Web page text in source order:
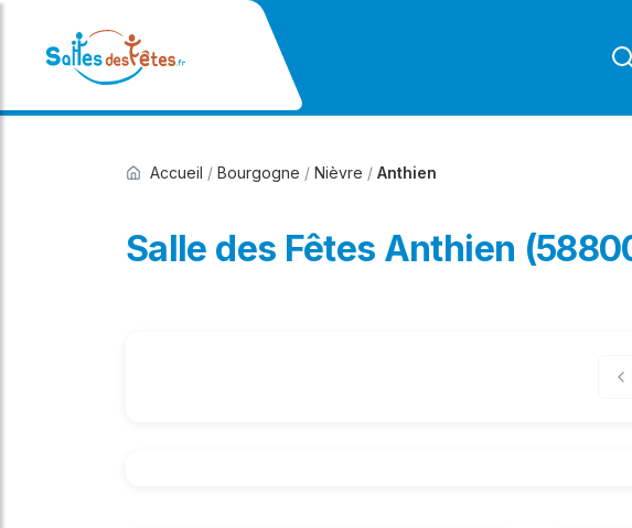
Accueil / Bourgogne / Nièvre / Anthien
Salle des Fêtes Anthien